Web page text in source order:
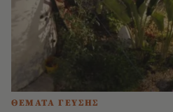
ΘΕΜΑΤΑ ΓΕΥΣΗΣ